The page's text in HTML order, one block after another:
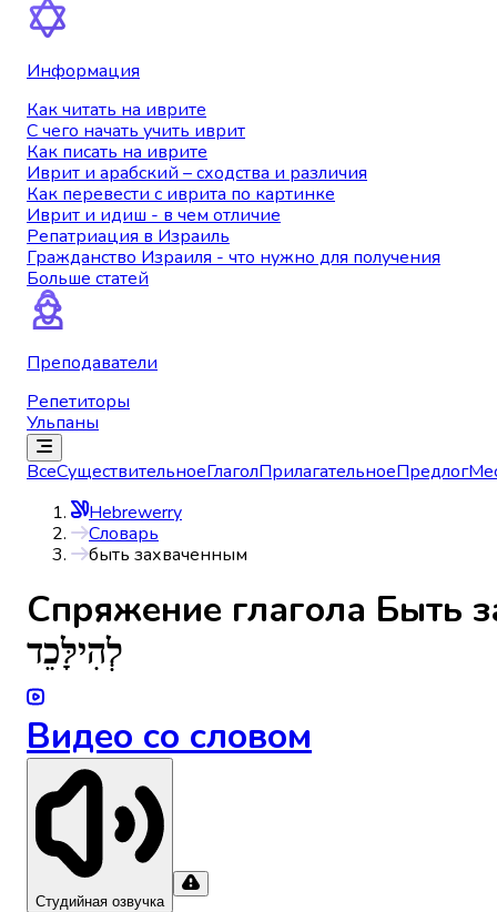
Информация
Как читать на иврите
С чего начать учить иврит
Как писать на иврите
Иврит и арабский – сходства и различия
Как перевести с иврита по картинке
Иврит и идиш - в чем отличие
Репатриация в Израиль
Гражданство Израиля - что нужно для получения
Больше статей
Преподаватели
Репетиторы
Ульпаны
ВсеСуществительноеГлаголПрилагательноеПредлог
Hebrewerry
Словарь
быть захваченным
Спряжениe глагола Быть
לְהִילָּכֵד
Видео со словом
Студийная озвучка